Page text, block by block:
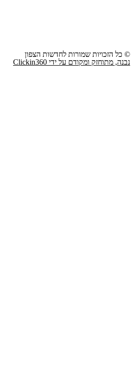
© כל הזכויות שמורות לחדשות הצפון
נבנה, מתוחזק ומקודם על ידי Clickin360